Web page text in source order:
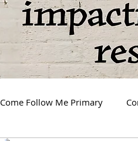
Come Follow Me Primary